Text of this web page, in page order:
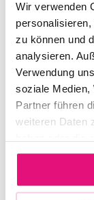
Wir verwenden
zu können und
analysieren.
Verwendung
soziale Medien,
Partner führen
weiteren Daten
gesammelt